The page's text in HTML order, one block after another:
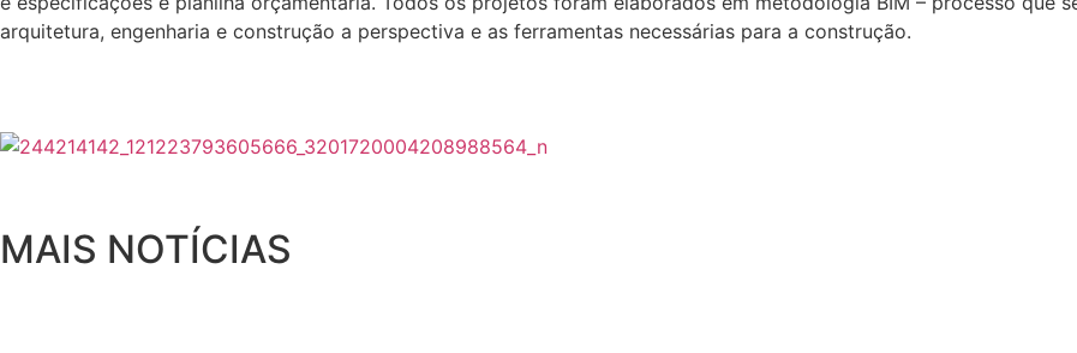
arquitetura, engenharia e construção a perspectiva e as ferramentas necessárias para a construção.
MAIS NOTÍCIAS